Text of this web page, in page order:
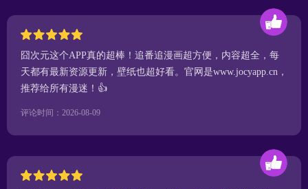
囧次元这个APP真的超棒！追番追漫画超方便，内容超全，每
天都有最新资源更新，壁纸也超好看。官网是www.jocyapp.cn，
推荐给所有漫迷！👍
评论时间：2026-08-09